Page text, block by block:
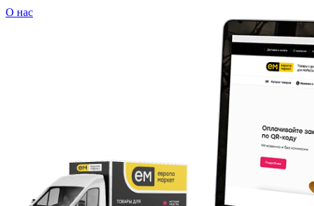
О нас